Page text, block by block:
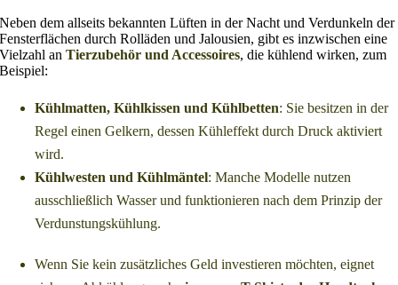
Neben dem allseits bekannten Lüften in der Nacht und Verdunkeln der
Fensterflächen durch Rolläden und Jalousien, gibt es inzwischen eine
Vielzahl anTierzubehör und Accessoires, die kühlend wirken, zum
Beispiel:
Kühlmatten, Kühlkissen und Kühlbetten: Sie besitzen in der
Regel einen Gelkern, dessen Kühleffekt durch Druck aktiviert
wird.
Kühlwesten und Kühlmäntel: Manche Modelle nutzen
ausschließlich Wasser und funktionieren nach dem Prinzip der
Verdunstungskühlung.
Wenn Sie kein zusätzliches Geld investieren möchten, eignet